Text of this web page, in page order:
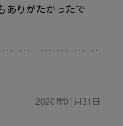
ありがたかったで
2020年01月31日